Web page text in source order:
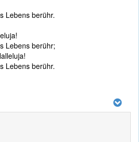
Lebens berühr.
Lebens berühr;
Lebens berühr.